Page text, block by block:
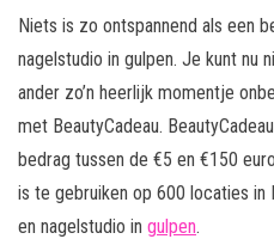
Niets is zo ontspannend als een
nagelstudio in gulpen. Je kunt nu
ander zo’n heerlijk momentje
met BeautyCadeau.
bedrag tussen de €5 en €150
is te gebruiken op 600 locaties in
en nagelstudio in gulpen.